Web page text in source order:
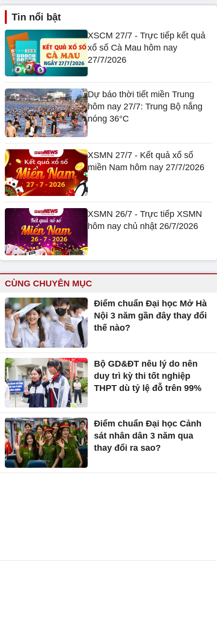
Tin nổi bật
XSCM 27/7 - Trực tiếp kết quả
xổ số Cà Mau hôm nay
27/7/2026
Dự báo thời tiết miền Trung
hôm nay 27/7: Trung Bộ nắng
nóng 36°C
XSMN 27/7 - Kết quả xổ số
miền Nam hôm nay 27/7/2026
XSMN 26/7 - Trực tiếp XSMN
hôm nay chủ nhật 26/7/2026
CÙNG CHUYÊN MỤC
Điểm chuẩn Đại học Mở Hà
Nội 3 năm gần đây thay đổi
thế nào?
Bộ GD&ĐT nêu lý do nên
duy trì kỳ thi tốt nghiệp
THPT dù tỷ lệ đỗ trên 99%
Điểm chuẩn Đại học Cảnh
sát nhân dân 3 năm qua
thay đổi ra sao?